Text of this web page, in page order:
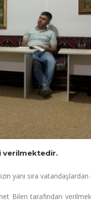
verilmektedir.
yanı sıra vatandaşlardan
Bilen tarafından